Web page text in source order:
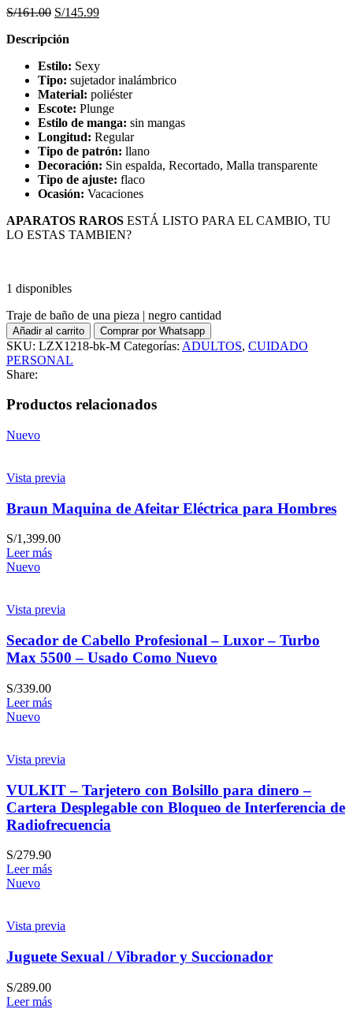
S/161.00 S/145.99
Descripción
Estilo: Sexy
Tipo: sujetador inalámbrico
Material: poliéster
Escote: Plunge
Estilo de manga: sin mangas
Longitud: Regular
Tipo de patrón: llano
Decoración: Sin espalda, Recortado, Malla transparente
Tipo de ajuste: flaco
Ocasión: Vacaciones
APARATOS RAROS ESTÁ LISTO PARA EL CAMBIO, TU
LO ESTAS TAMBIEN?
1 disponibles
Traje de baño de una pieza | negro cantidad
Añadir al carrito Comprar por Whatsapp
SKU: LZX1218-bk-M Categorías: ADULTOS, CUIDADO
PERSONAL
Share:
Productos relacionados
Nuevo
Vista previa
Braun Maquina de Afeitar Eléctrica para Hombres
S/1,399.00
Leer más
Nuevo
Vista previa
Secador de Cabello Profesional – Luxor – Turbo
Max 5500 – Usado Como Nuevo
S/339.00
Leer más
Nuevo
Vista previa
VULKIT – Tarjetero con Bolsillo para dinero –
Cartera Desplegable con Bloqueo de Interferencia de
Radiofrecuencia
S/279.90
Leer más
Nuevo
Vista previa
Juguete Sexual / Vibrador y Succionador
S/289.00
Leer más